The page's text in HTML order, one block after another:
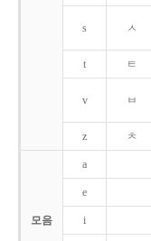
s ㅅ
t ㅌ
v ㅂ
z ㅊ
모음
a
e
i